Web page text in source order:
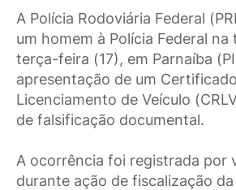
A Polícia Rodoviária Federal
um homem à Polícia Federal na
terça-feira (17), em Parnaíba
apresentação de um
Licenciamento de Veículo
de falsificação documental.
A ocorrência foi registrada por
durante ação de fiscalização